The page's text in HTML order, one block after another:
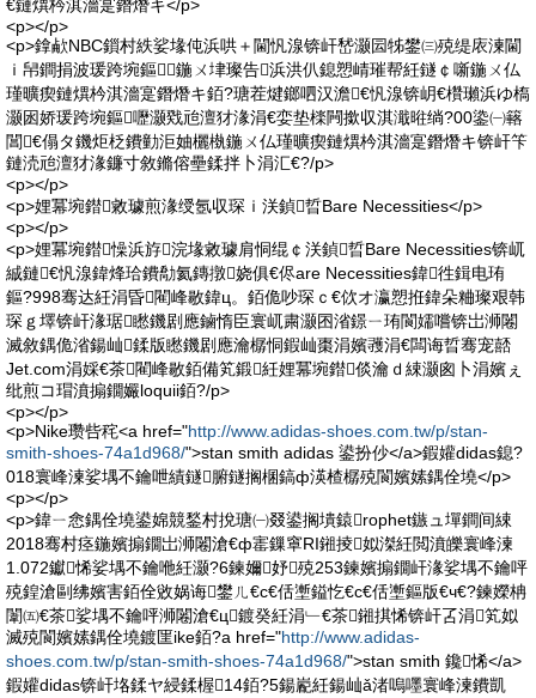
€鏈熼枔淇濇寔鐕熸キ</p>
<p></p>
<p>鎿欳NBC鎻村紩娑堟伅浜哄＋閫忛湶锛屽嵆灏囩牬鐢㈢殑缇庡湅閫
ｉ帠鐧捐波瑗跨埦鏂鍦ㄨ垏璨告浜洪仈鎴愬崝璀帮紝鐩￠噺鍦ㄨ仏
瑾曠瘈鏈熼枔淇濇寔鐕熸キ銆?瑭茬煡鎯呬汉澹€忛湶锛岄€欑瓎浜ゆ槗
灏囦娇瑗跨埦鏂嚦灏戣兘澶犲湪涓€娈垫檪闁撳収淇濈暀绱?00鍌㈠簵
閶€傝タ鐖炬柉鐨勭洰妯欐槸鍦ㄨ仏瑾曠瘈鏈熼枔淇濇寔鐕熸キ锛屽笇
鏈涜兘澶犲湪鐮寸敘鏅傛壘鍒拌卜涓汇€?/p>
<p></p>
<p>娌冪埦鐟敹璩煎湪绶氬収琛ｉ浂鍞晢Bare Necessities</p>
<p></p>
<p>娌冪埦鐟懆浜斿浣堟敹璩肩恫绲￠浂鍞晢Bare Necessities锛屼
絾鏈€忛湶鍏烽珨鐨勪氦鏄撴娆俱€侭are Necessities鍏徃鍓电珛
鏂?998骞达紝涓昏閵峰敭鍏ц。銆佹吵琛ｃ€佽オ瀛愬拰鍏朵粬璨艰韩
琛ｇ墿锛屽湪琚矁鐖剧應鏀惰臣寰屼粛灏囨渻鐛ㄧ珛閬嬬嚐锛岀浉闂
滅敘鍝佹渻鍚屾鍒版矁鐖剧應瀹樼恫鍜屾棗涓嬪彟涓€闆诲晢骞宠嚭
Jet.com涓婇€茶閵峰敭銆備笂鍛紝娌冪埦鐟倓瀹ｄ綀灏囪卜涓嬪ぇ
纰煎コ瑁濆搧鐗孍loquii銆?/p>
<p></p>
<p>Nike瓒呰秺<a href="http://www.adidas-shoes.com.tw/p/stan-
smith-shoes-74a1d968/">stan smith adidas 鍙扮仯</a>鍜孉didas鎴?
018寰峰湅娑堣不鑰呭績鐩腑鐩搁棞鎬ф渶楂樼殑閬嬪嫊鍝佺墝</p>
<p></p>
<p>鍏ㄧ悆鍝佺墝鍙婂競鍫村挩瑭㈠叕鍙搁墤鎱rophet鏃ュ墠鐧间綀
2018骞村痉鍦嬪搧鐗岀浉闂滄€ф寚鏁窧RI鎺掕姒滐紝閲濆皪寰峰湅
1.072钀悕娑堣不鑰咃紝灏?6鍊嬭妤殑253鍊嬪搧鐗屽湪娑堣不鑰呯
殑鍠滄剾绋嬪害銆佺敓娲诲鐢ㄦ€с€佸壍鎰忔€с€佸壍鏂版€ч€?鍊嬫柟
闈㈤€茶娑堣不鑰呯浉闂滄€ц鍍癸紝涓﹂€茶鎺掑悕锛屽叾涓笂姒
滅殑閬嬪嫊鍝佺墝鍍匩ike銆?a href="http://www.adidas-
shoes.com.tw/p/stan-smith-shoes-74a1d968/">stan smith 鑱悕</a>
鍜孉didas锛屽垎鍒ヤ綅鍒楃14銆?5鍚嶏紝鍚屾ǎ渚嗚嚜寰峰湅鐨凱